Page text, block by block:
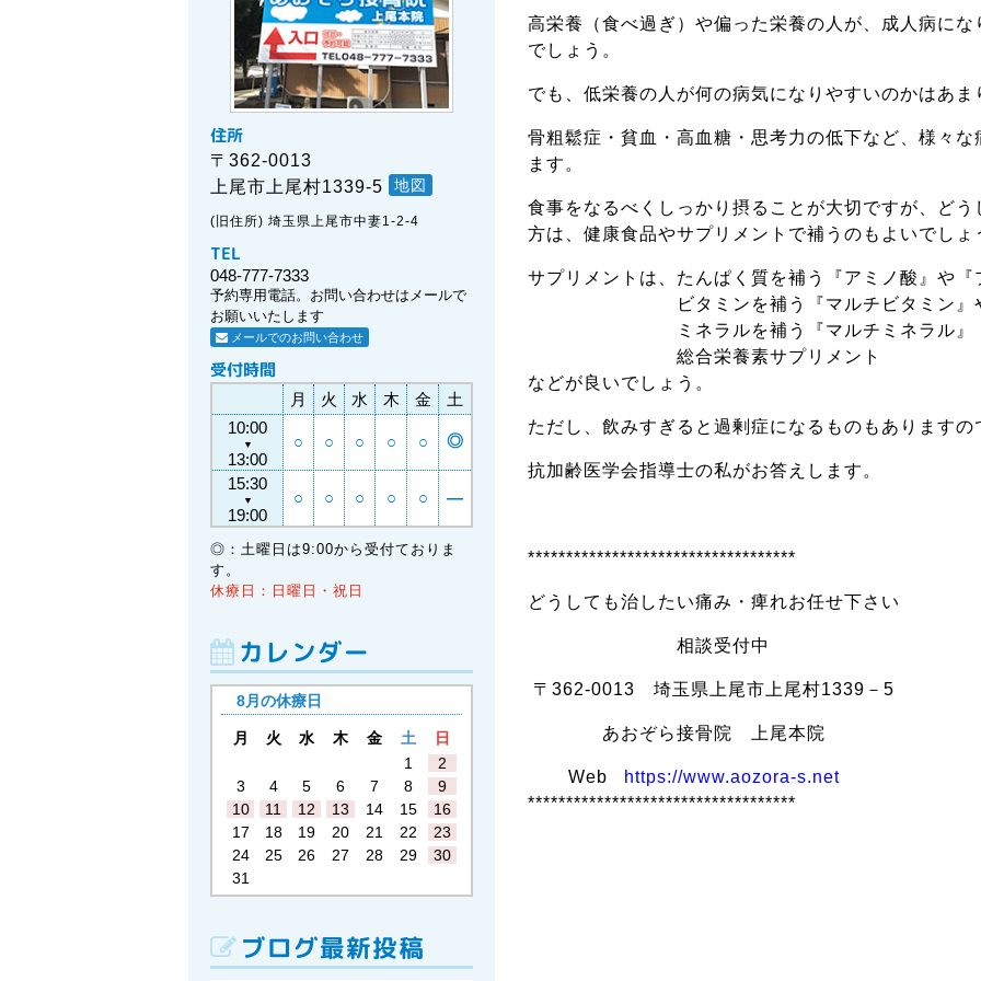
高栄養（食べ過ぎ）や偏った栄養の人が、成人病に
でしょう。
でも、低栄養の人が何の病気になりやすいのかはあ
骨粗鬆症・貧血・高血糖・思考力の低下など、様々
ます。
食事をなるべくしっかり摂ることが大切ですが、ど
方は、健康食品やサプリメントで補うのもよいでしょ
サプリメントは、たんぱく質を補う『アミノ酸』や『
ビタミンを補う『マルチビタミン』や『
ミネラルを補う『マルチミネラル』
総合栄養素サプリメント
などが良いでしょう。
ただし、飲みすぎると過剰症になるものもあります
抗加齢医学会指導士の私がお答えします。
***********************************
どうしても治したい痛み・痺れお任せ下さい
相談受付中
〒362-0013 埼玉県上尾市上尾村1339－5
あおぞら接骨院 上尾本院
Web
https://www.aozora-s.net
***********************************
住所
〒362-0013
上尾市上尾村1339-5
地図
(旧住所) 埼玉県上尾市中妻1-2-4
TEL
048-777-7333
予約専用電話。お問い合わせはメールで
お願いいたします
メールでのお問い合わせ
受付時間
月 火 水 木 金
土
10:00
▼
13:00
○ ○ ○ ○ ○ ◎
15:30
▼
19:00
○ ○ ○ ○ ○ ―
◎：土曜日は9:00から受付ておりま
す。
休療日：日曜日・祝日
カレンダー
8月の休療日
月 火 水 木 金 土
日
1
2
3
4 5 6 7 8
9
10
11 12 13 14 15
16
17
18 19 20 21 22
23
24
25 26 27 28 29
30
31
ブログ最新投稿